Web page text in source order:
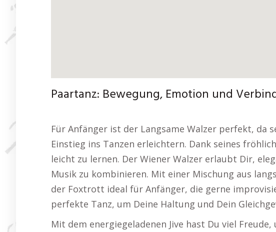
Paartanz: Bewegung, Emotion und
Für Anfänger ist der Langsame Walzer perfekt, da
Einstieg ins Tanzen erleichtern. Dank seines
leicht zu lernen. Der Wiener Walzer erlaubt Dir,
Musik zu kombinieren. Mit einer Mischung aus
der Foxtrott ideal für Anfänger, die gerne
perfekte Tanz, um Deine Haltung und Dein
Mit dem energiegeladenen Jive hast Du viel